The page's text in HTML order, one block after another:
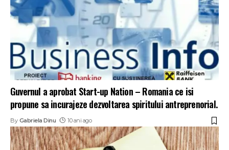
Guvernul a aprobat Start-up Nation – Romania ce isi
propune sa incurajeze dezvoltarea spiritului antreprenorial.
By Gabriela Dinu 10 ani ago